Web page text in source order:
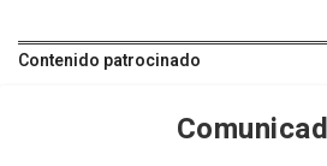
Contenido patrocinado